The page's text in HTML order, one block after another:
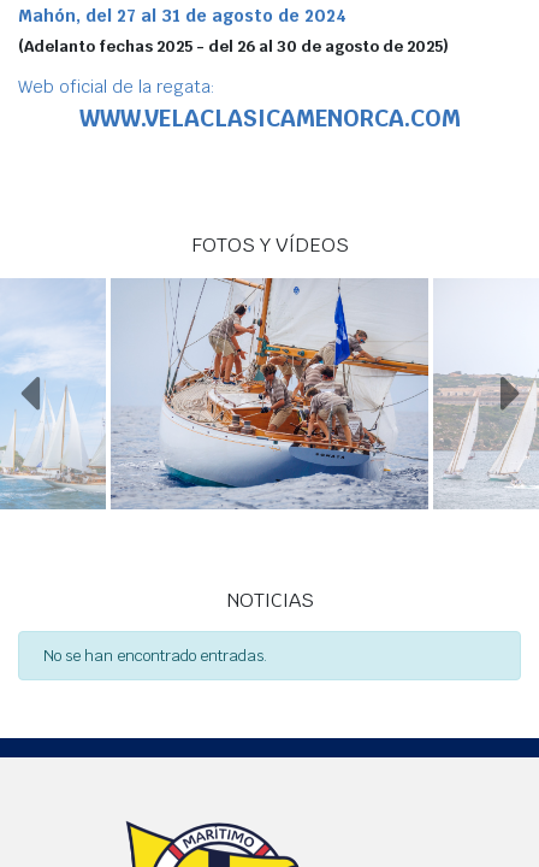
Agenda
Webcam
Mahón, del 27 al 31 de agosto de 2024
(Adelanto fechas 2025 - del 26 al 30 de agosto de 2025)
Web oficial de la regata:
WWW.VELACLASICAMENORCA.COM
FOTOS Y VÍDEOS
NOTICIAS
No se han encontrado entradas.